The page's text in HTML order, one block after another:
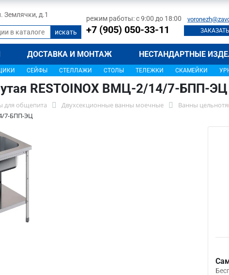
Землячки, д.1 режим работы: с 9:00 до 18:00
+7 (905) 050-33-11
ДОСТАВКА И МОНТАЖ НЕСТАНДАРТНЫЕ
СЕЙФЫ СТЕЛЛАЖИ СТОЛЫ ТЕЛЕЖКИ СКАМЕЙКИ
RESTOINOX ВМЦ-2/14/7-БПП-ЭЦ
для общепита Двухсекционные ванны моечные
Ванны
7-БПП-ЭЦ